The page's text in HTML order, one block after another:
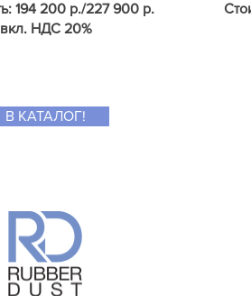
194 200 р./227 900 р.
вкл. НДС 20%
В КАТАЛОГ!